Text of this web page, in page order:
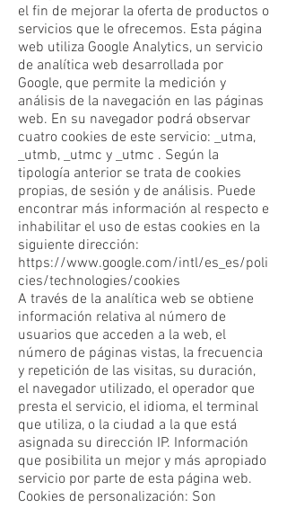
el fin de mejorar la oferta de productos o
servicios que le ofrecemos. Esta página
web utiliza Google Analytics, un servicio
de analítica web desarrollada por
Google, que permite la medición y
análisis de la navegación en las páginas
web. En su navegador podrá observar
cuatro cookies de este servicio: _utma,
_utmb, _utmc y _utmc . Según la
tipología anterior se trata de cookies
propias, de sesión y de análisis. Puede
encontrar más información al respecto e
inhabilitar el uso de estas cookies en la
siguiente dirección:
https://www.google.com/intl/es_es/poli
cies/technologies/cookies
A través de la analítica web se obtiene
información relativa al número de
usuarios que acceden a la web, el
número de páginas vistas, la frecuencia
y repetición de las visitas, su duración,
el navegador utilizado, el operador que
presta el servicio, el idioma, el terminal
que utiliza, o la ciudad a la que está
asignada su dirección IP. Información
que posibilita un mejor y más apropiado
servicio por parte de esta página web.
Cookies de personalización: Son